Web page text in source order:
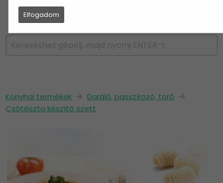
Elfogadom
ÚJDONSÁGOK NÉPSZERŰ
Konyhai termékek
Daráló, passzírozó, törő
Csőtészta készítő szett